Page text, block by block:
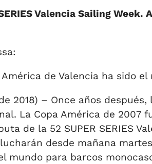
Valencia Sailing
de Valencia ha sido
2018) – Once años
La Copa América de
de la 52 SUPER SERIES
desde mañana
mundo para barcos